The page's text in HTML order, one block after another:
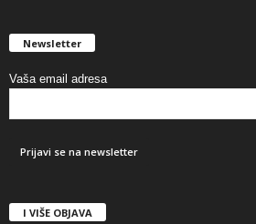
Newsletter
Vaša email adresa
I VIŠE OBJAVA